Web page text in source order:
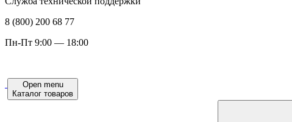
8 (800) 200 68 77
Пн-Пт 9:00 — 18:00
Open menu
Каталог товаров